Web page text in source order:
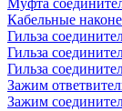
Муфта
Кабельные
Гильза
Гильза
Гильза
Зажим
Зажим